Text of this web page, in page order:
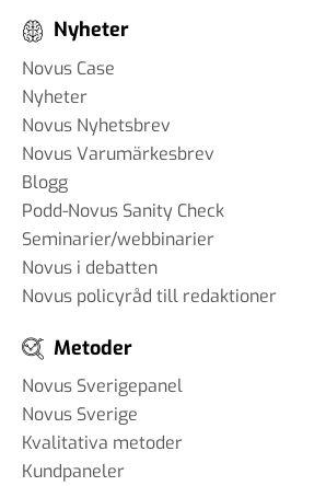
Nyheter
Novus Case
Nyheter
Novus Nyhetsbrev
Novus Varumärkesbrev
Blogg
Podd-Novus Sanity Check
Seminarier/webbinarier
Novus i debatten
Novus policyråd till redaktioner
Metoder
Novus Sverigepanel
Novus Sverige
Kvalitativa metoder
Kundpaneler